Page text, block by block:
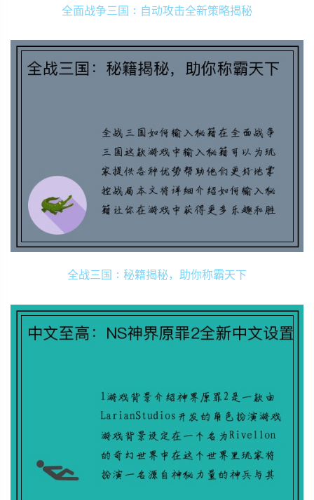
全面战争三国：自动攻击全新策略揭秘
全战三国：秘籍揭秘，助你称霸天下